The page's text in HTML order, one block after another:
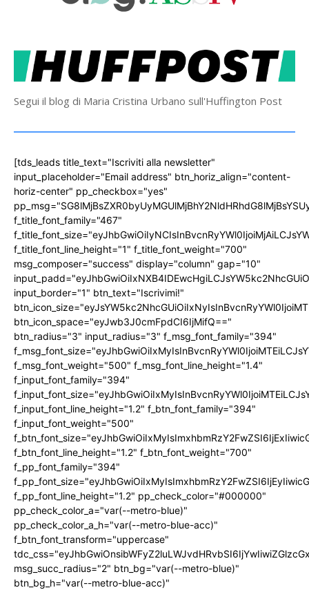
Segui il blog di Maria Cristina Urbano sull'Huffington Post
[tds_leads title_text="Iscriviti alla newsletter"
input_placeholder="Email address" btn_horiz_align="content-
horiz-center" pp_checkbox="yes"
f_title_font_family="467"
f_title_font_line_height="1" f_title_font_weight="700"
msg_composer="success" display="column" gap="10"
input_border="1" btn_text="Iscrivimi!"
btn_icon_space="eyJwb3J0cmFpdCI6IjMifQ=="
btn_radius="3" input_radius="3" f_msg_font_family="394"
f_msg_font_weight="500" f_msg_font_line_height="1.4"
f_input_font_family="394"
f_input_font_line_height="1.2" f_btn_font_family="394"
f_input_font_weight="500"
f_btn_font_line_height="1.2" f_btn_font_weight="700"
f_pp_font_family="394"
f_pp_font_line_height="1.2" pp_check_color="#000000"
pp_check_color_a="var(--metro-blue)"
pp_check_color_a_h="var(--metro-blue-acc)"
f_btn_font_transform="uppercase"
msg_succ_radius="2" btn_bg="var(--metro-blue)"
btn_bg_h="var(--metro-blue-acc)"